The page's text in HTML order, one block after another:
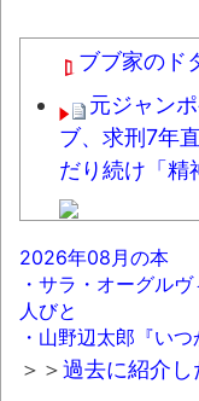
ブブ家のド
元ジャン
ブ、求刑7年
だり続け「精
【特攻隊
ゃった。今度
出撃前に残さ
【悲報】
たw」"既婚
2026年08月の本
・サラ・オーグル
人びと
・山野辺太郎『い
＞＞過去に紹介し